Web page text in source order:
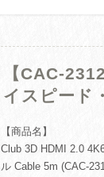
【CAC-
イスピード
【商品名】
Club 3D HDMI 2.0
ル Cable 5m (CAC-